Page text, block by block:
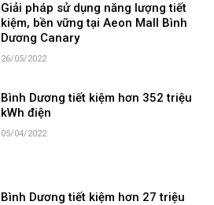
Giải pháp sử dụng năng lượng tiết
kiệm, bền vững tại Aeon Mall Bình
Dương Canary
26/05/2022
Bình Dương tiết kiệm hơn 352 triệu
kWh điện
05/04/2022
Bình Dương tiết kiệm hơn 27 triệu